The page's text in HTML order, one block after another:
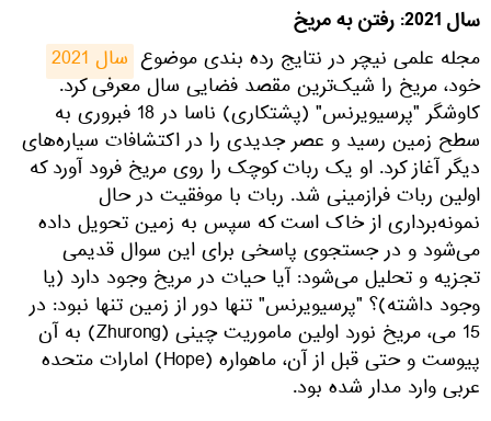
سال 2021: رفتن به مریخ
مجله علمی نیچر در نتایج رده بندی موضوع سال 2021
خود، مریخ را شیک‌ترین مقصد فضایی سال معرفی کرد.
کاوشگر "پرسیویرنس" (پشتکاری) ناسا در 18 فبروری به
سطح زمین رسید و عصر جدیدی را در اکتشافات سیاره‌‌های
دیگر آغاز کرد. او یک ربات کوچک را روی مریخ فرود آورد که
اولین ربات فرازمینی شد. ربات با موفقیت در حال
نمونه‌برداری از خاک است که سپس به زمین تحویل داده
می‌شود و در جستجوی پاسخی برای این سوال قدیمی
تجزیه و تحلیل می‌شود: آیا حیات در مریخ وجود دارد (یا
وجود داشته)؟ "پرسیویرنس" تنها دور از زمین تنها نبود: در
15 می، مریخ نورد اولین ماموریت چینی (Zhurong) به آن
پیوست و حتی قبل از آن، ماهواره (Hope) امارات متحده
عربی وارد مدار شده بود.